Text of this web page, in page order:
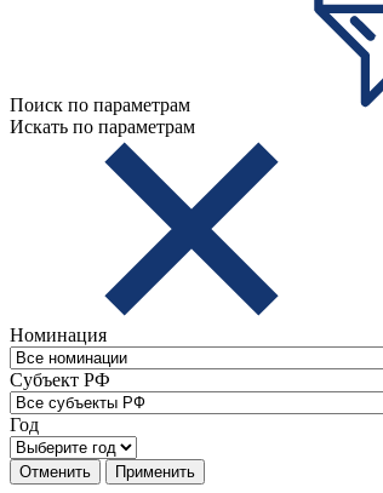
Поиск по параметрам
Искать по параметрам
Номинация
Субъект РФ
Год
Отменить Применить